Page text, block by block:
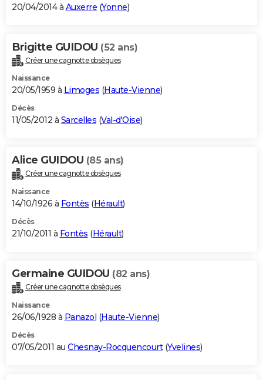
20/04/2014 à Auxerre (Yonne)
Brigitte GUIDOU (52 ans)
Créer une cagnotte obsèques
Naissance
20/05/1959 à Limoges (Haute-Vienne)
Décès
11/05/2012 à Sarcelles (Val-d'Oise)
Alice GUIDOU (85 ans)
Créer une cagnotte obsèques
Naissance
14/10/1926 à Fontès (Hérault)
Décès
21/10/2011 à Fontès (Hérault)
Germaine GUIDOU (82 ans)
Créer une cagnotte obsèques
Naissance
26/06/1928 à Panazol (Haute-Vienne)
Décès
07/05/2011 au Chesnay-Rocquencourt(Yvelines)